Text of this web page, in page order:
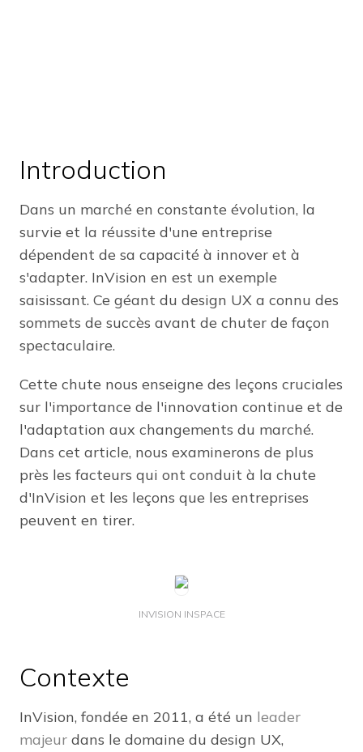
Introduction
Dans un marché en constante évolution, la
survie et la réussite d'une entreprise
dépendent de sa capacité à innover et à
s'adapter. InVision en est un exemple
saisissant. Ce géant du design UX a connu des
sommets de succès avant de chuter de façon
spectaculaire.
Cette chute nous enseigne des leçons cruciales
sur l'importance de l'innovation continue et de
l'adaptation aux changements du marché.
Dans cet article, nous examinerons de plus
près les facteurs qui ont conduit à la chute
d'InVision et les leçons que les entreprises
peuvent en tirer.
INVISION INSPACE
Contexte
InVision, fondée en 2011, a été un leader
majeur dans le domaine du design UX,